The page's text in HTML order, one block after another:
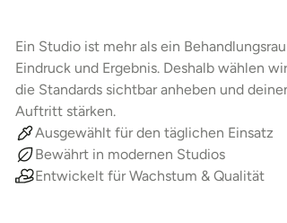
Ein Studio ist mehr als ein
Eindruck und Ergebnis. Deshalb wählen
die Standards sichtbar anheben und
Auftritt stärken.
Ausgewählt für den täglichen Einsatz
Bewährt in modernen Studios
Entwickelt für Wachstum & Qualität